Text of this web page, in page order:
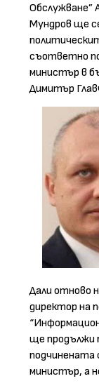
Обслужване”
Мундров ще
съответно
министър в
Димитър
Дали отново
директор на
ще продължи
подчинената
министър, а